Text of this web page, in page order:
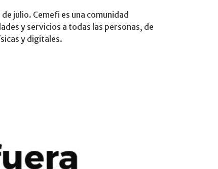
julio. Cemefi es una comunidad
y servicios a todas las personas, de
y digitales.